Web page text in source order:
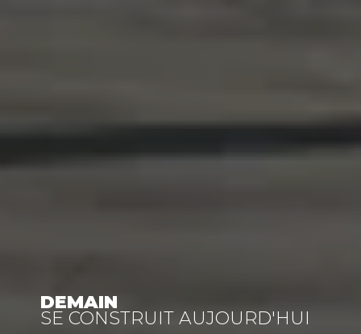
DEMAIN
SE CONSTRUIT AUJOURD'HUI